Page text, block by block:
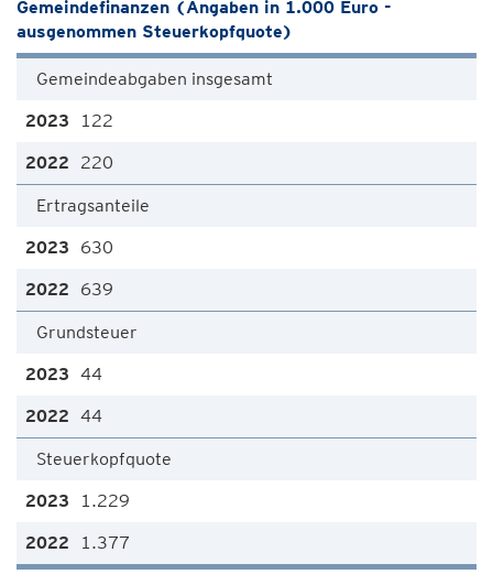
Gemeindefinanzen (Angaben in 1.000 Euro -
ausgenommen Steuerkopfquote)
Gemeindeabgaben insgesamt
122
220
Ertragsanteile
630
639
Grundsteuer
44
44
Steuerkopfquote
1.229
1.377